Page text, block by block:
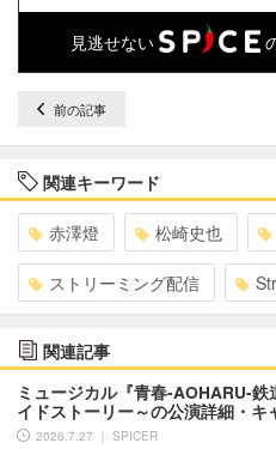
見逃せない
前の記事
関連キーワード
赤澤燈 松崎史也
ストリーミング配信
関連記事
ミュージカル『青春-AOHARU-
イドストーリー～の公演詳細・
2026.7.27 ｜ SPICER